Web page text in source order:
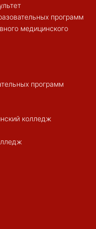
программ
медицинского
программ
колледж